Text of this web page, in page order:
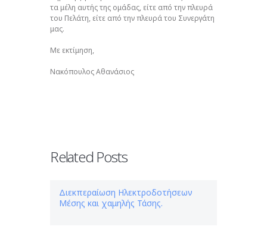
τα μέλη αυτής της ομάδας, είτε από την πλευρά
του Πελάτη, είτε από την πλευρά του Συνεργάτη
μας.
Με εκτίμηση,
Νακόπουλος Αθανάσιος
Related Posts
Διεκπεραίωση Ηλεκτροδοτήσεων
Μέσης και χαμηλής Τάσης.